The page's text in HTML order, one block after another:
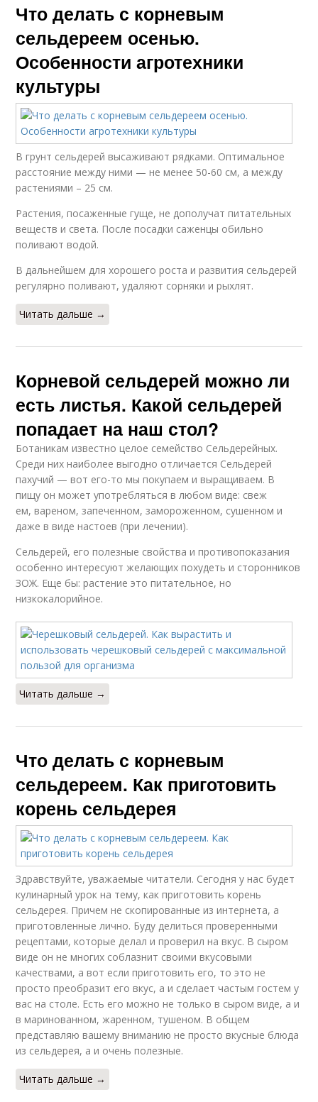
Что делать с корневым
сельдереем осенью.
Особенности агротехники
культуры
В грунт сельдерей высаживают рядками. Оптимальное
расстояние между ними — не менее 50-60 см, а между
растениями – 25 см.
Растения, посаженные гуще, не дополучат питательных
веществ и света. После посадки саженцы обильно
поливают водой.
В дальнейшем для хорошего роста и развития сельдерей
регулярно поливают, удаляют сорняки и рыхлят.
Читать дальше →
Корневой сельдерей можно ли
есть листья. Какой сельдерей
попадает на наш стол?
Ботаникам известно целое семейство Сельдерейных.
Среди них наиболее выгодно отличается Сельдерей
пахучий — вот его-то мы покупаем и выращиваем. В
пищу он может употребляться в любом виде: свеж
ем, вареном, запеченном, замороженном, сушенном и
даже в виде настоев (при лечении).
Сельдерей, его полезные свойства и противопоказания
особенно интересуют желающих похудеть и сторонников
ЗОЖ. Еще бы: растение это питательное, но
низкокалорийное.
Читать дальше →
Что делать с корневым
сельдереем. Как приготовить
корень сельдерея
Здравствуйте, уважаемые читатели. Сегодня у нас будет
кулинарный урок на тему, как приготовить корень
сельдерея. Причем не скопированные из интернета, а
приготовленные лично. Буду делиться проверенными
рецептами, которые делал и проверил на вкус. В сыром
виде он не многих соблазнит своими вкусовыми
качествами, а вот если приготовить его, то это не
просто преобразит его вкус, а и сделает частым гостем у
вас на столе. Есть его можно не только в сыром виде, а и
в маринованном, жаренном, тушеном. В общем
представляю вашему вниманию не просто вкусные блюда
из сельдерея, а и очень полезные.
Читать дальше →